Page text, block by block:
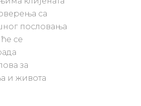
са
пословања
се
за
и живота